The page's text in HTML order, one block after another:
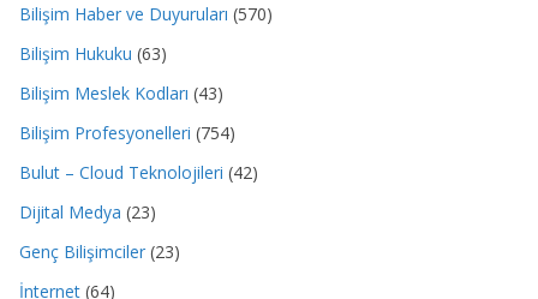
Bilişim Haber ve Duyuruları (570)
Bilişim Hukuku (63)
Bilişim Meslek Kodları (43)
Bilişim Profesyonelleri (754)
Bulut – Cloud Teknolojileri (42)
Dijital Medya (23)
Genç Bilişimciler (23)
İnternet (64)